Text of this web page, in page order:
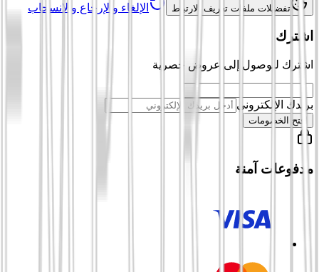
تفضيلات ملفات تعريف الارتباط الإلغاء والإرجاع والانسحاب
اشترك
اشترك للوصول إلى عروض حصرية
بريدك الإلكتروني
افتح الخصومات
مدفوعات آمنة